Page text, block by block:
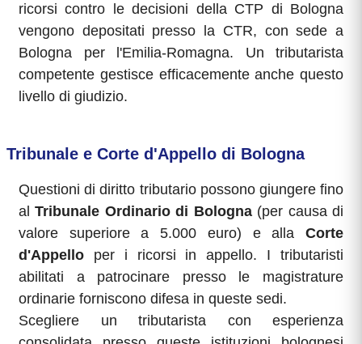
ricorsi contro le decisioni della CTP di Bologna
vengono depositati presso la CTR, con sede a
Bologna per l'Emilia-Romagna. Un tributarista
competente gestisce efficacemente anche questo
livello di giudizio.
Tribunale e Corte d'Appello di Bologna
Questioni di diritto tributario possono giungere fino
alTribunale Ordinario di Bologna(per causa di
valore superiore a 5.000 euro) e alla Corte
d'Appello per i ricorsi in appello. I tributaristi
abilitati a patrocinare presso le magistrature
ordinarie forniscono difesa in queste sedi.
Scegliere un tributarista con esperienza